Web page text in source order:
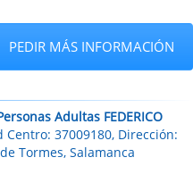
PEDIR MÁS INFORMACIÓN
Adultas FEDERICO
37009180, Dirección:
Tormes, Salamanca